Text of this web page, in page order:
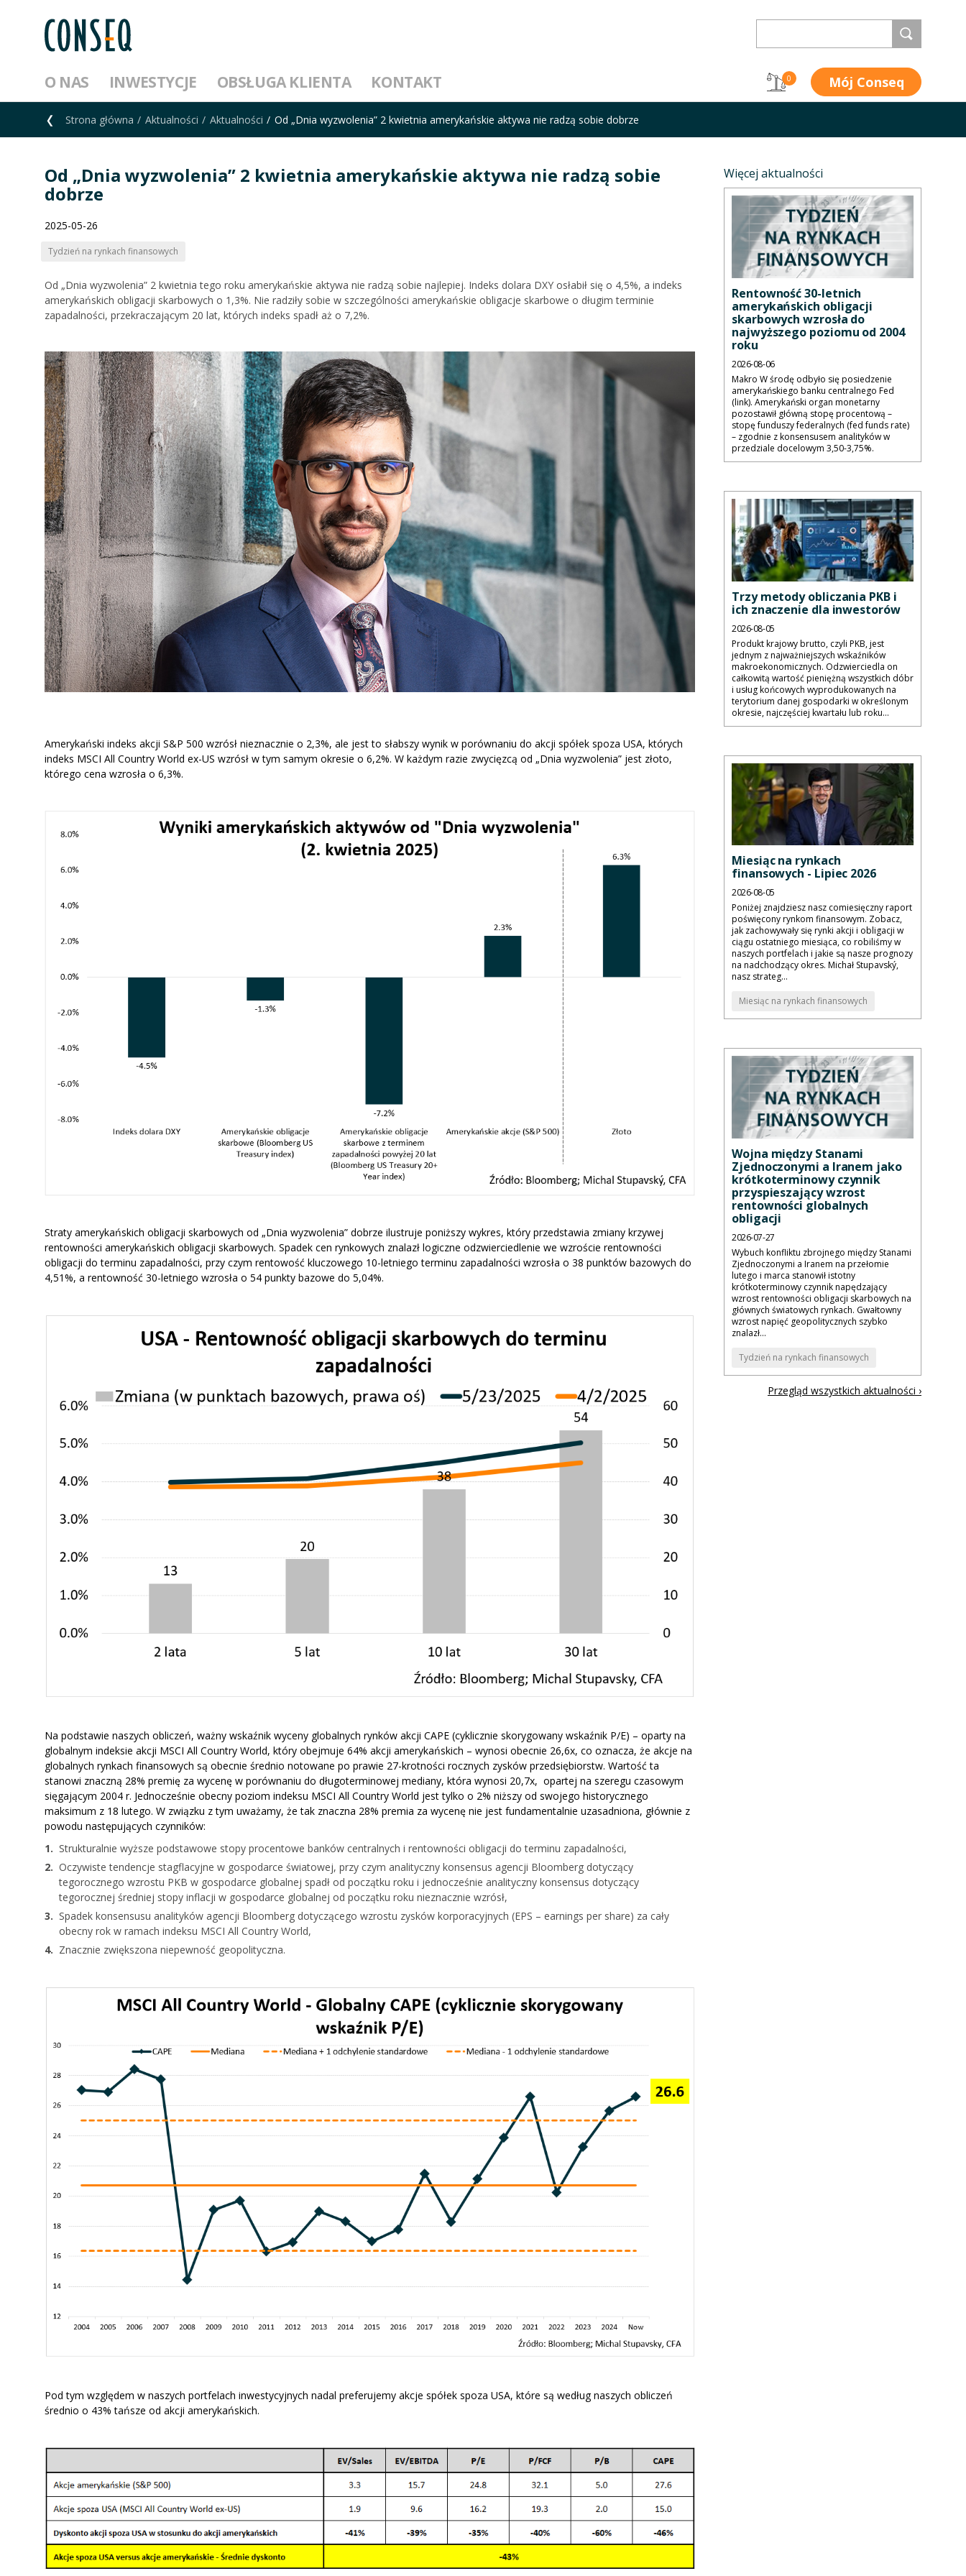
O NAS INWESTYCJE OBSŁUGA KLIENTA KONTAKT 0 Mój Conseq
Strona główna Aktualności Aktualności Od „Dnia wyzwolenia” 2 kwietnia amerykańskie aktywa nie radzą sobie dobrze
Od „Dnia wyzwolenia” 2 kwietnia amerykańskie aktywa nie radzą sobie
dobrze
2025-05-26
Tydzień na rynkach finansowych
Od „Dnia wyzwolenia” 2 kwietnia tego roku amerykańskie aktywa nie radzą sobie najlepiej. Indeks dolara DXY osłabił się o 4,5%, a indeks
amerykańskich obligacji skarbowych o 1,3%. Nie radziły sobie w szczególności amerykańskie obligacje skarbowe o długim terminie
zapadalności, przekraczającym 20 lat, których indeks spadł aż o 7,2%.
Amerykański indeks akcji S&P 500 wzrósł nieznacznie o 2,3%, ale jest to słabszy wynik w porównaniu do akcji spółek spoza USA, których
indeks MSCI All Country World ex-US wzrósł w tym samym okresie o 6,2%. W każdym razie zwycięzcą od „Dnia wyzwolenia” jest złoto,
którego cena wzrosła o 6,3%.
Straty amerykańskich obligacji skarbowych od „Dnia wyzwolenia” dobrze ilustruje poniższy wykres, który przedstawia zmiany krzywej
rentowności amerykańskich obligacji skarbowych. Spadek cen rynkowych znalazł logiczne odzwierciedlenie we wzroście rentowności
obligacji do terminu zapadalności, przy czym rentowość kluczowego 10-letniego terminu zapadalności wzrosła o 38 punktów bazowych do
4,51%, a rentowność 30-letniego wzrosła o 54 punkty bazowe do 5,04%.
Na podstawie naszych obliczeń, ważny wskaźnik wyceny globalnych rynków akcji CAPE (cyklicznie skorygowany wskaźnik P/E) – oparty na
globalnym indeksie akcji MSCI All Country World, który obejmuje 64% akcji amerykańskich – wynosi obecnie 26,6x, co oznacza, że akcje na
globalnych rynkach finansowych są obecnie średnio notowane po prawie 27-krotności rocznych zysków przedsiębiorstw. Wartość ta
stanowi znaczną 28% premię za wycenę w porównaniu do długoterminowej mediany, która wynosi 20,7x, opartej na szeregu czasowym
sięgającym 2004 r. Jednocześnie obecny poziom indeksu MSCI All Country World jest tylko o 2% niższy od swojego historycznego
maksimum z 18 lutego. W związku z tym uważamy, że tak znaczna 28% premia za wycenę nie jest fundamentalnie uzasadniona, głównie z
powodu następujących czynników:
Strukturalnie wyższe podstawowe stopy procentowe banków centralnych i rentowności obligacji do terminu zapadalności,
Oczywiste tendencje stagflacyjne w gospodarce światowej, przy czym analityczny konsensus agencji Bloomberg dotyczący
tegorocznego wzrostu PKB w gospodarce globalnej spadł od początku roku i jednocześnie analityczny konsensus dotyczący
tegorocznej średniej stopy inflacji w gospodarce globalnej od początku roku nieznacznie wzrósł,
Spadek konsensusu analityków agencji Bloomberg dotyczącego wzrostu zysków korporacyjnych (EPS – earnings per share) za cały
obecny rok w ramach indeksu MSCI All Country World,
Znacznie zwiększona niepewność geopolityczna.
Pod tym względem w naszych portfelach inwestycyjnych nadal preferujemy akcje spółek spoza USA, które są według naszych obliczeń
średnio o 43% tańsze od akcji amerykańskich.
Więcej aktualności
Rentowność 30-letnich
amerykańskich obligacji
skarbowych wzrosła do
najwyższego poziomu od 2004
roku
2026-08-06
Makro W środę odbyło się posiedzenie
amerykańskiego banku centralnego Fed
(link). Amerykański organ monetarny
pozostawił główną stopę procentową –
stopę funduszy federalnych (fed funds rate)
– zgodnie z konsensusem analityków w
przedziale docelowym 3,50-3,75%.
Trzy metody obliczania PKB i
ich znaczenie dla inwestorów
2026-08-05
Produkt krajowy brutto, czyli PKB, jest
jednym z najważniejszych wskaźników
makroekonomicznych. Odzwierciedla on
całkowitą wartość pieniężną wszystkich dóbr
i usług końcowych wyprodukowanych na
terytorium danej gospodarki w określonym
okresie, najczęściej kwartału lub roku...
Miesiąc na rynkach
finansowych - Lipiec 2026
2026-08-05
Poniżej znajdziesz nasz comiesięczny raport
poświęcony rynkom finansowym. Zobacz,
jak zachowywały się rynki akcji i obligacji w
ciągu ostatniego miesiąca, co robiliśmy w
naszych portfelach i jakie są nasze prognozy
na nadchodzący okres. Michał Stupavský,
nasz strateg...
Miesiąc na rynkach finansowych
Wojna między Stanami
Zjednoczonymi a Iranem jako
krótkoterminowy czynnik
przyspieszający wzrost
rentowności globalnych
obligacji
2026-07-27
Wybuch konfliktu zbrojnego między Stanami
Zjednoczonymi a Iranem na przełomie
lutego i marca stanowił istotny
krótkoterminowy czynnik napędzający
wzrost rentowności obligacji skarbowych na
głównych światowych rynkach. Gwałtowny
wzrost napięć geopolitycznych szybko
znalazł...
Tydzień na rynkach finansowych
Przegląd wszystkich aktualności ›